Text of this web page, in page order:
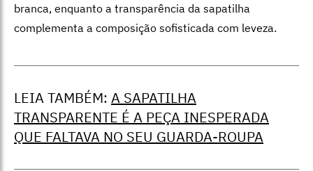
branca, enquanto a transparência da sapatilha
complementa a composição sofisticada com leveza.
LEIA TAMBÉM: A SAPATILHA
TRANSPARENTE É A PEÇA INESPERADA
QUE FALTAVA NO SEU GUARDA-ROUPA